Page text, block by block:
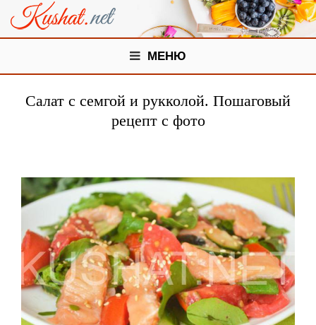
МЕНЮ
Салат с семгой и рукколой. Пошаговый
рецепт с фото